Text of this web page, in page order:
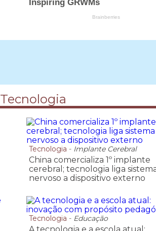
Tecnologia
Tecnologia - Implante Cerebral
China comercializa 1º implante
cerebral; tecnologia liga
nervoso a dispositivo externo
Tecnologia - Educação
A tecnologia e a escola atual: